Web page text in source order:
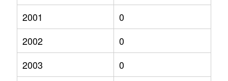
2001
0
2002
0
2003
0